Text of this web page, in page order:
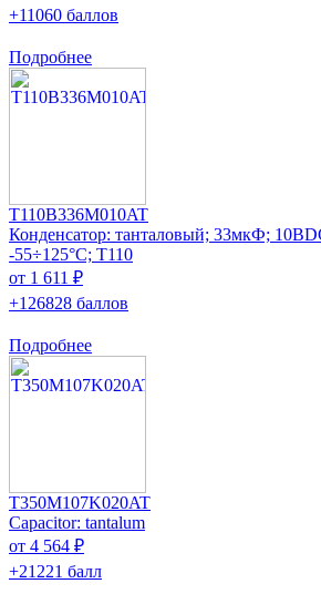
+11060 баллов
Подробнее
T110B336M010AT
Конденсатор: танталовый; 33мкФ;
-55÷125°C; T110
от 1 611 ₽
+126828 баллов
Подробнее
T350M107K020AT
Capacitor: tantalum
от 4 564 ₽
+21221 балл